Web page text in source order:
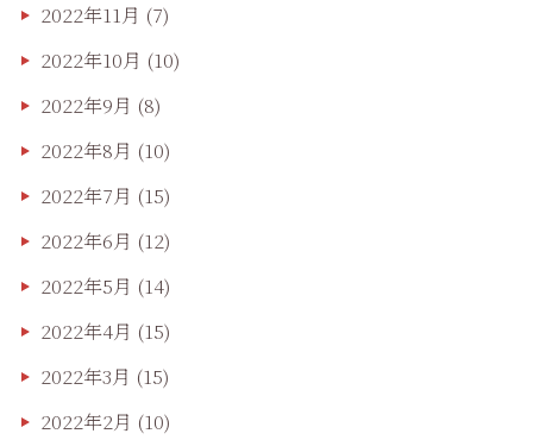
2022年11月 (7)
2022年10月 (10)
2022年9月 (8)
2022年8月 (10)
2022年7月 (15)
2022年6月 (12)
2022年5月 (14)
2022年4月 (15)
2022年3月 (15)
2022年2月 (10)